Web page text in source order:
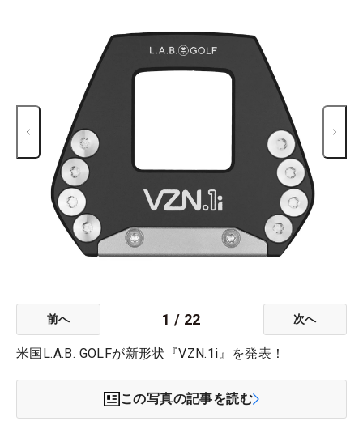
前へ 1 / 22 次へ
米国L.A.B. GOLFが新形状『VZN.1i』を発表！
この写真の記事を読む